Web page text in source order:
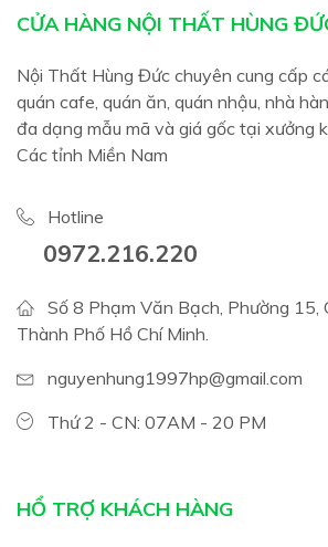
CỬA HÀNG NỘI THẤT HÙNG
Nội Thất Hùng Đức chuyên cung cấp
quán cafe, quán ăn, quán nhậu, nhà
đa dạng mẫu mã và giá gốc tại xưởng
Các tỉnh Miền Nam
Hotline
0972.216.220
Số 8 Phạm Văn Bạch, Phường 15,
Thành Phố Hồ Chí Minh.
nguyenhung1997hp@gmail.com
Thứ 2 - CN: 07AM - 20 PM
HỔ TRỢ KHÁCH HÀNG